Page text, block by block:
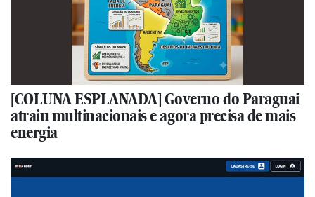
[COLUNA ESPLANADA] Governo do Paraguai
atraiu multinacionais e agora precisa de mais
energia